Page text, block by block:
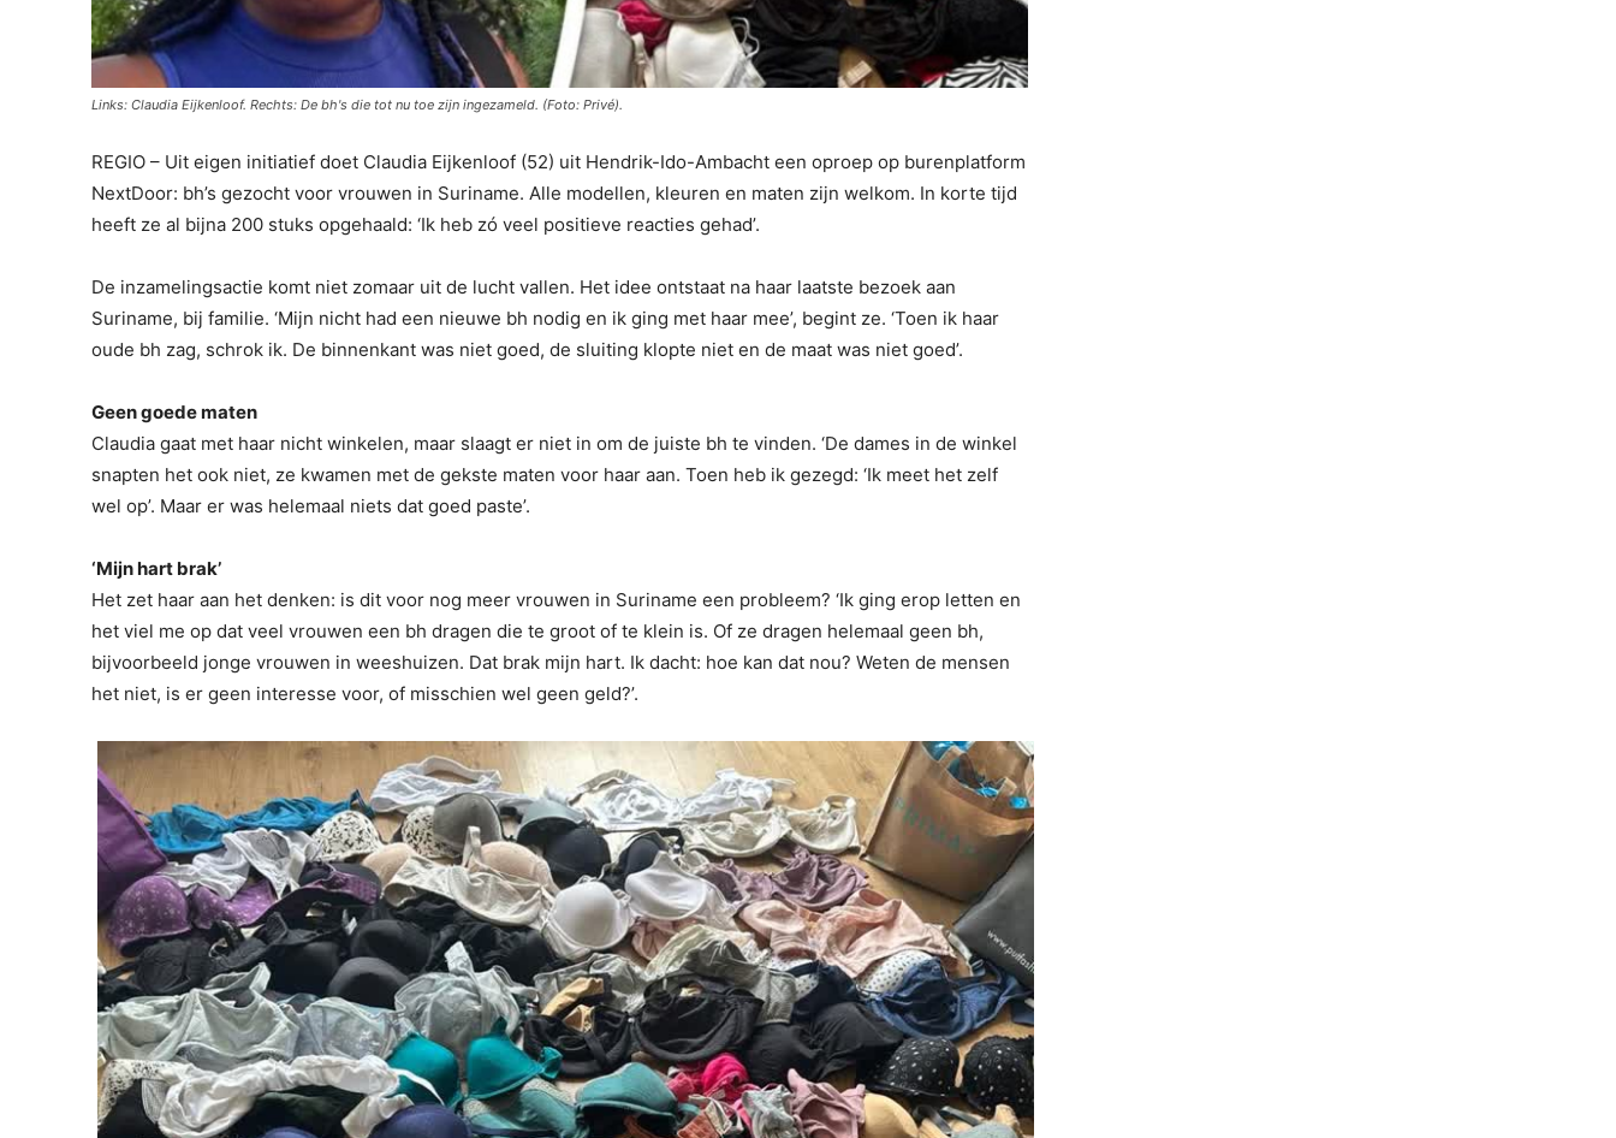
Links: Claudia Eijkenloof. Rechts: De bh's die tot nu toe zijn ingezameld. (Foto: Privé).
REGIO – Uit eigen initiatief doet Claudia Eijkenloof (52) uit Hendrik-Ido-Ambacht een oproep op burenplatform
NextDoor: bh’s gezocht voor vrouwen in Suriname. Alle modellen, kleuren en maten zijn welkom. In korte tijd
heeft ze al bijna 200 stuks opgehaald: ‘Ik heb zó veel positieve reacties gehad’.
De inzamelingsactie komt niet zomaar uit de lucht vallen. Het idee ontstaat na haar laatste bezoek aan
Suriname, bij familie. ‘Mijn nicht had een nieuwe bh nodig en ik ging met haar mee’, begint ze. ‘Toen ik haar
oude bh zag, schrok ik. De binnenkant was niet goed, de sluiting klopte niet en de maat was niet goed’.
Geen goede maten
Claudia gaat met haar nicht winkelen, maar slaagt er niet in om de juiste bh te vinden. ‘De dames in de winkel
snapten het ook niet, ze kwamen met de gekste maten voor haar aan. Toen heb ik gezegd: ‘Ik meet het zelf
wel op’. Maar er was helemaal niets dat goed paste’.
‘Mijn hart brak’
Het zet haar aan het denken: is dit voor nog meer vrouwen in Suriname een probleem? ‘Ik ging erop letten en
het viel me op dat veel vrouwen een bh dragen die te groot of te klein is. Of ze dragen helemaal geen bh,
bijvoorbeeld jonge vrouwen in weeshuizen. Dat brak mijn hart. Ik dacht: hoe kan dat nou? Weten de mensen
het niet, is er geen interesse voor, of misschien wel geen geld?’.